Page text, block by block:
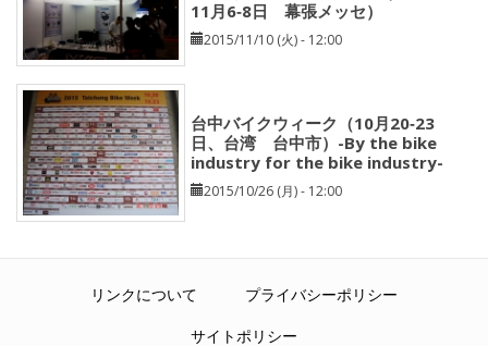
11月6‐8日 幕張メッセ）
2015/11/10 (火) - 12:00
台中バイクウィーク（10月20‐23
日、台湾 台中市）-By the bike
industry for the bike industry-
2015/10/26 (月) - 12:00
リンクについて
プライバシーポリシー
サイトポリシー